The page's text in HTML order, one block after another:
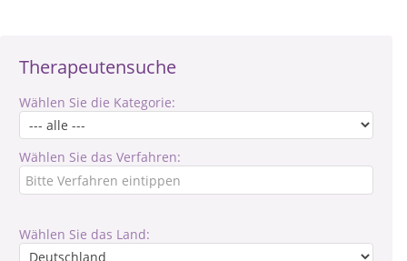
Therapeutensuche
Wählen Sie die Kategorie:
Wählen Sie das Verfahren:
Wählen Sie das Land: